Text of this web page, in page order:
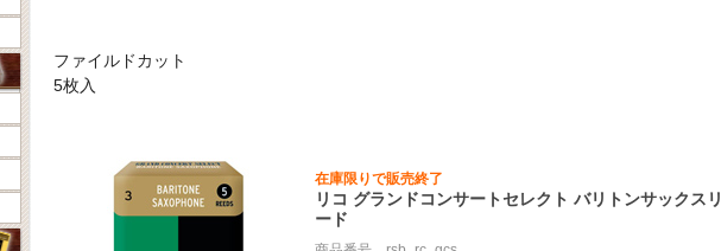
ファイルドカット
5枚入
在庫限りで販売終了
リコ グランドコンサートセレクト バリトンサックスリ
ード